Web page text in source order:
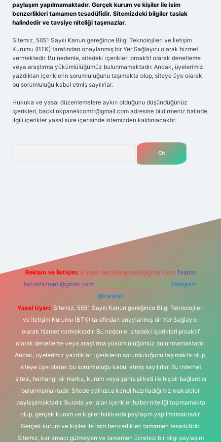
paylaşım yapılmamaktadır. Gerçek kurum ve kişiler ile isim
benzerlikleri tamamen tesadüfidir. Sitemizdeki bilgiler taslak
halindedir ve tavsiye niteliği taşımazlar.
Sitemiz, 5651 Sayılı Kanun gereğince Bilgi Teknolojileri ve İletişim
Kurumu (BTK) tarafından onaylanmış bir Yer Sağlayıcı olarak hizmet
vermektedir. Bu nedenle, sitedeki içerikleri proaktif olarak denetleme
veya araştırma yükümlülüğümüz bulunmamaktadır. Ancak, üyelerimiz
yazdıkları içeriklerin sorumluluğunu taşımakta olup, siteye üye olarak
bu sorumluluğu kabul etmiş sayılırlar.
Hukuka ve yasal düzenlemelere aykırı olduğunu düşündüğünüz
içerikleri, backlinkpanelicomtr@gmail.com adresine bildirmeniz halinde,
ilgili içerikler yasal süre içerisinde sitemizden kaldırılacaktır.
Reklam ve İletişim: E-mail: backlinkpaneli@gmail.com Teams:
forumhizmeti@gmail.com Whatsapp: 0262 606 0 726 Telegram:
@karabul
Yasal Uyarı: Sitemiz, 5651 Sayılı Kanun gereğince Bilgi Teknolojileri
ve İletişim Kurumu (BTK) tarafından onaylanmış bir Yer Sağlayıcı
olarak hizmet vermektedir. Bu nedenle, sitedeki içerikleri proaktif
olarak denetleme veya araştırma yükümlülüğümüz bulunmamaktadır.
Ancak, üyelerimiz yazdıkları içeriklerin sorumluluğunu taşımakta olup,
siteye üye olarak bu sorumluluğu kabul etmiş sayılırlar. Bu internet
sitesi, herhangi bir marka, kurum veya şahıs şirketi ile hiçbir bağlantısı
bulunmamaktadır. Sitede yalnızca kendi hazırladığımız makaleler
paylaşılmaktadır. Burada yer alan içerikler haber niteliği taşımamakta
olup, gerçek kurum ve kişiler hakkında paylaşım yapılmamaktadır.
Gerçek kurum ve kişiler ile isim benzerlikleri tamamen tesadüfidir.
Sitemiz, kar amacı gütmeyen ve tamamen ücretsiz bir bilgi paylaşım